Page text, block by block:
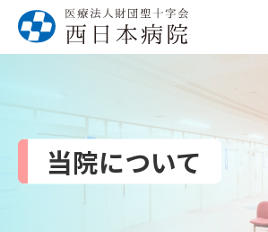
当院について